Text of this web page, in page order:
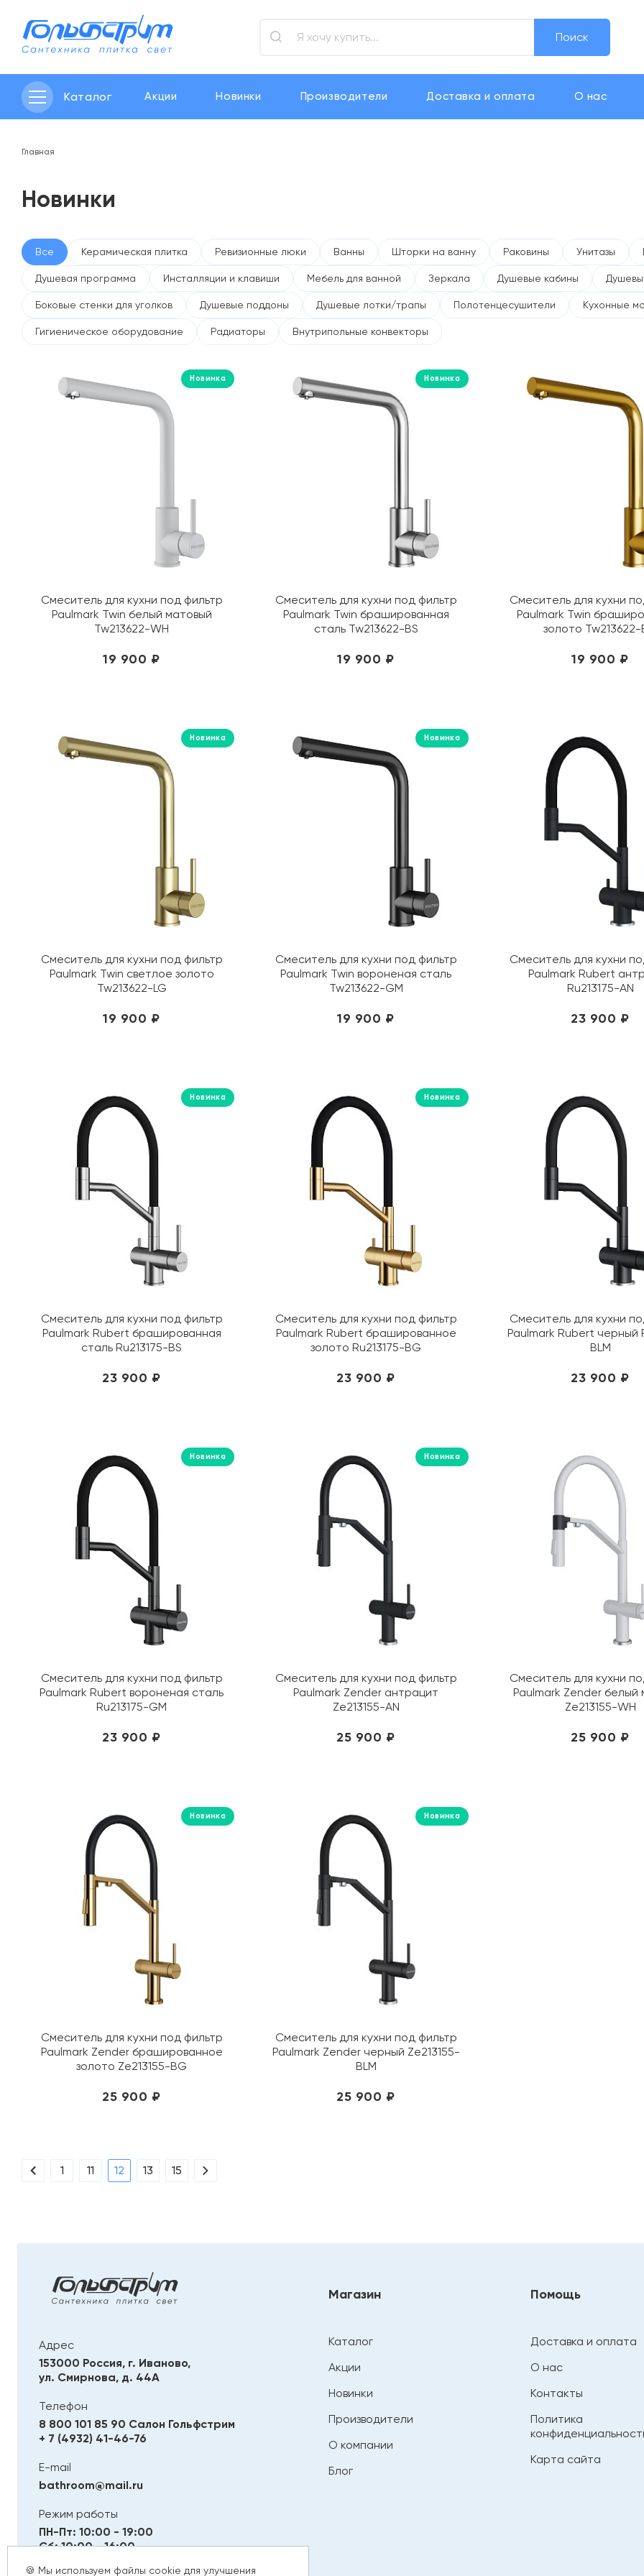
Поиск
Каталог Акции Новинки Производители Доставка и оплата О нас
Главная
Новинки
Все Керамическая плитка Ревизионные люки Ванны Шторки на ванну Раковины Унитазы
Душевая программа Инсталляции и клавиши Мебель для ванной Зеркала Душевые кабины
Боковые стенки для уголков Душевые поддоны Душевые лотки/трапы Полотенцесушители Кухонные
Гигиеническое оборудование Радиаторы Внутрипольные конвекторы
Новинка
Смеситель для кухни под фильтр
Paulmark Twin белый матовый
Tw213622-WH
19 900 ₽
Новинка
Смеситель для кухни под фильтр
Paulmark Twin брашированная
сталь Tw213622-BS
19 900 ₽
Смеситель для кухни
Paulmark Twin
золото Tw213622-
19 900 ₽
Новинка
Смеситель для кухни под фильтр
Paulmark Twin светлое золото
Tw213622-LG
19 900 ₽
Новинка
Смеситель для кухни под фильтр
Paulmark Twin вороненая сталь
Tw213622-GM
19 900 ₽
Смеситель для кухни
Paulmark Rubert
Ru213175-AN
23 900 ₽
Новинка
Смеситель для кухни под фильтр
Paulmark Rubert брашированная
сталь Ru213175-BS
23 900 ₽
Новинка
Смеситель для кухни под фильтр
Paulmark Rubert брашированное
золото Ru213175-BG
23 900 ₽
Смеситель для кухни
Paulmark Rubert черный
BLM
23 900 ₽
Новинка
Смеситель для кухни под фильтр
Paulmark Rubert вороненая сталь
Ru213175-GM
23 900 ₽
Новинка
Смеситель для кухни под фильтр
Paulmark Zender антрацит
Ze213155-AN
25 900 ₽
Смеситель для кухни
Paulmark Zender белый
Ze213155-WH
25 900 ₽
Новинка
Смеситель для кухни под фильтр
Paulmark Zender брашированное
золото Ze213155-BG
25 900 ₽
Новинка
Смеситель для кухни под фильтр
Paulmark Zender черный Ze213155-
BLM
25 900 ₽
1 11 12 13 15
Адрес
153000 Россия, г. Иваново,
ул. Смирнова, д. 44А
Телефон
8 800 101 85 90 Салон Гольфстрим
+ 7 (4932) 41-46-76
E-mail
bathroom@mail.ru
Режим работы
ПН-Пт: 10:00 - 19:00
Сб: 10:00 - 16:00
Магазин
Каталог
Акции
Новинки
Производители
О компании
Блог
Помощь
Доставка и оплата
О нас
Контакты
Политика
Карта сайта
🍪 Мы используем файлы cookie для улучшения